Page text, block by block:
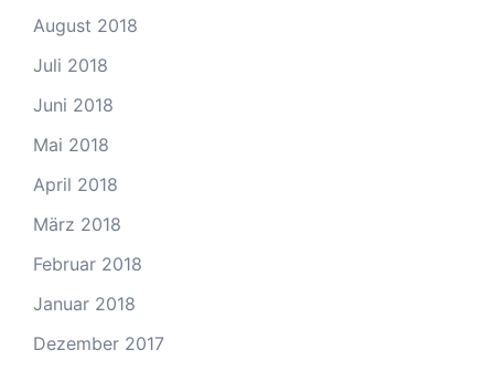
August 2018
Juli 2018
Juni 2018
Mai 2018
April 2018
März 2018
Februar 2018
Januar 2018
Dezember 2017